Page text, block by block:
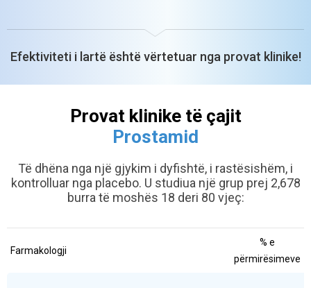
Efektiviteti i lartë është vërtetuar nga provat klinike!
Provat klinike të çajit
Prostamid
Të dhëna nga një gjykim i dyfishtë, i rastësishëm, i
kontrolluar nga placebo. U studiua një grup prej 2,678
burra të moshës 18 deri 80 vjeç:
Farmakologji
% e
përmirësimeve